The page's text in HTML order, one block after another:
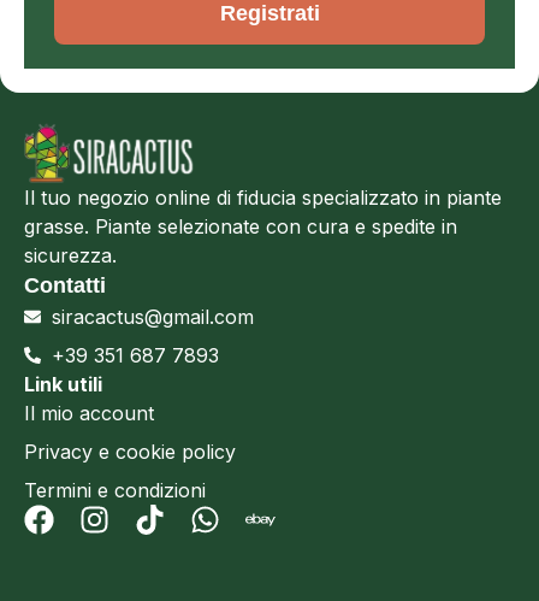
Registrati
Il tuo negozio online di fiducia specializzato in piante
grasse. Piante selezionate con cura e spedite in
sicurezza.
Contatti
siracactus@gmail.com
+39 351 687 7893
Link utili
Il mio account
Privacy e cookie policy
Termini e condizioni